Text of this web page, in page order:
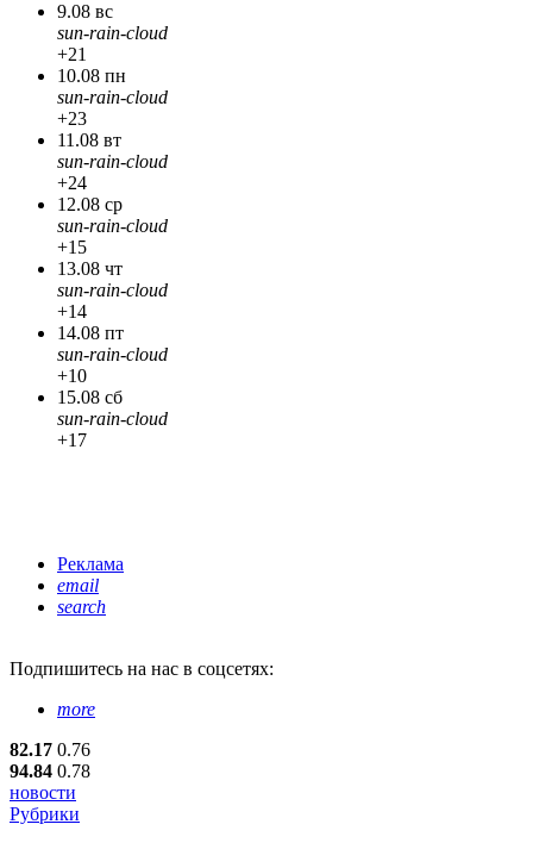
9.08 вс
sun-rain-cloud
+21
10.08 пн
sun-rain-cloud
+23
11.08 вт
sun-rain-cloud
+24
12.08 ср
sun-rain-cloud
+15
13.08 чт
sun-rain-cloud
+14
14.08 пт
sun-rain-cloud
+10
15.08 сб
sun-rain-cloud
+17
Реклама
email
search
Подпишитесь на нас в соцсетях:
more
82.17 0.76
94.84 0.78
новости
Рубрики